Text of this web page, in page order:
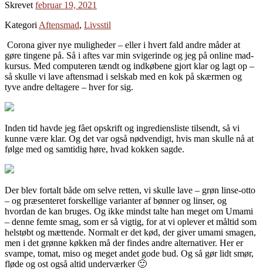
Skrevet februar 19, 2021
Kategori Aftensmad, Livsstil
Corona giver nye muligheder – eller i hvert fald andre måder at
gøre tingene på. Så i aftes var min svigerinde og jeg på online mad-
kursus. Med computeren tændt og indkøbene gjort klar og lagt op –
så skulle vi lave aftensmad i selskab med en kok på skærmen og
tyve andre deltagere – hver for sig.
Inden tid havde jeg fået opskrift og ingrediensliste tilsendt, så vi
kunne være klar. Og det var også nødvendigt, hvis man skulle nå at
følge med og samtidig høre, hvad kokken sagde.
Der blev fortalt både om selve retten, vi skulle lave – grøn linse-otto
– og præsenteret forskellige varianter af bønner og linser, og
hvordan de kan bruges. Og ikke mindst talte han meget om Umami
– denne femte smag, som er så vigtig, for at vi oplever et måltid som
helstøbt og mættende. Normalt er det kød, der giver umami smagen,
men i det grønne køkken må der findes andre alternativer. Her er
svampe, tomat, miso og meget andet gode bud. Og så gør lidt smør,
fløde og ost også altid underværker 🙂